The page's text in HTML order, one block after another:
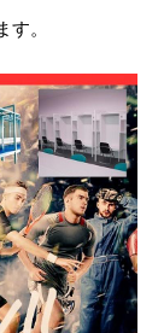
す。